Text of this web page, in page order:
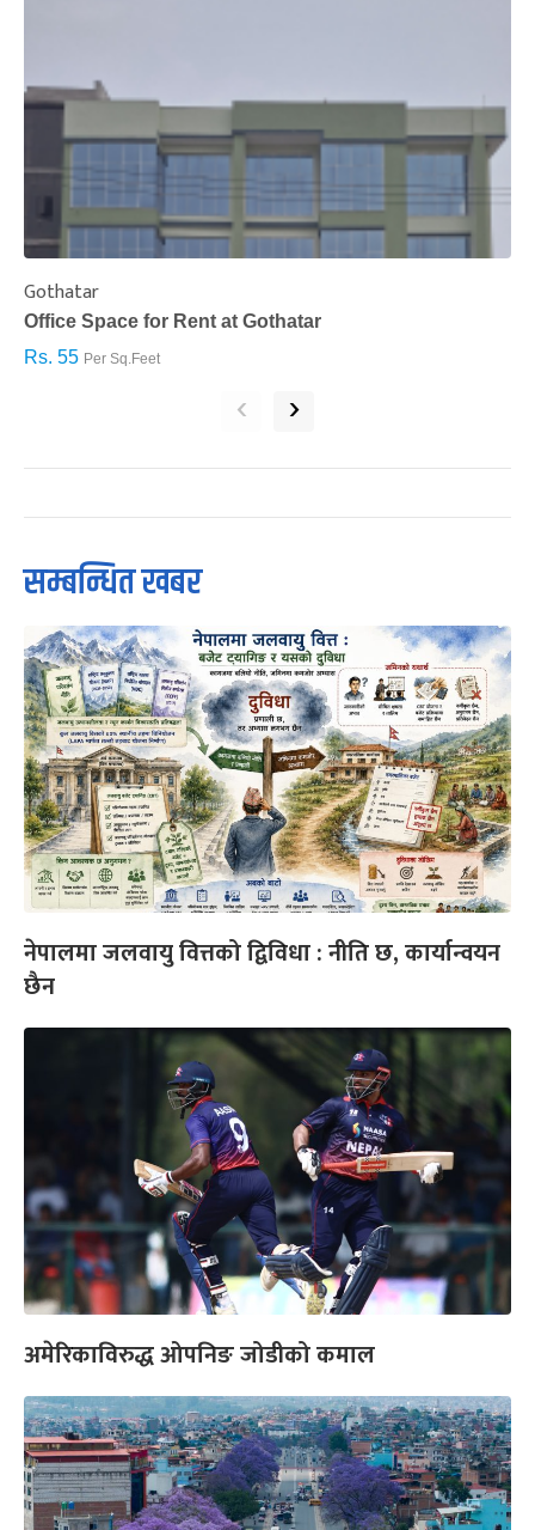
Gothatar
Office Space for Rent at Gothatar
Rs. 55 Per Sq.Feet
‹ ›
सम्बन्धित खबर
नेपालमा जलवायु वित्तको द्विविधा : नीति छ, कार्यान्वयन
छैन
अमेरिकाविरुद्ध ओपनिङ जोडीको कमाल